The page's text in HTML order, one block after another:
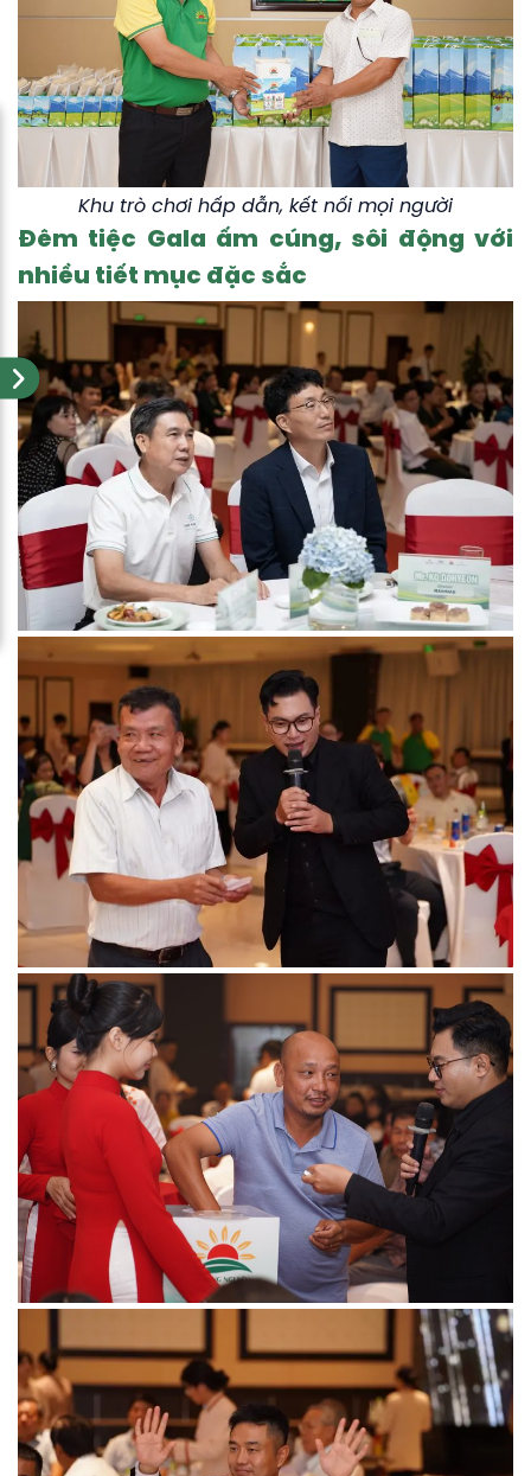
Khu trò chơi hấp dẫn, kết nối mọi người
Đêm tiệc Gala ấm cúng, sôi động với
nhiều tiết mục đặc sắc